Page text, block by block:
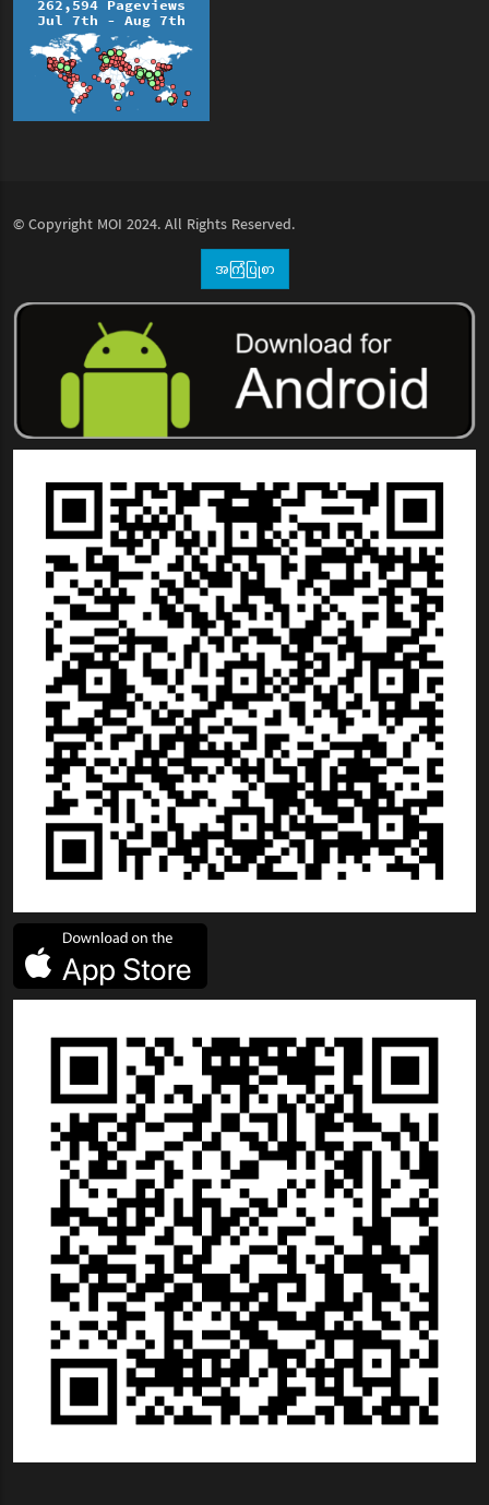
© Copyright MOI 2024. All Rights Reserved.
အကြံပြုစာ